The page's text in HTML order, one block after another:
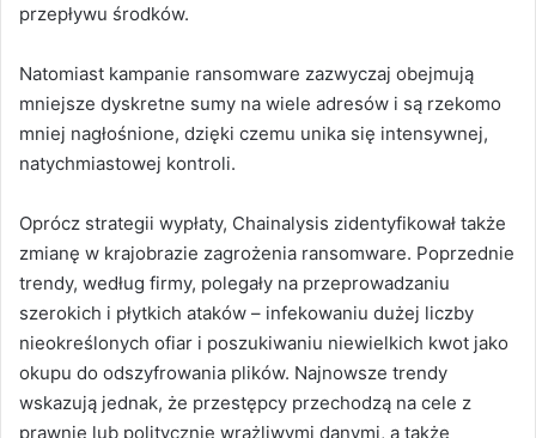
przepływu środków.
Natomiast kampanie ransomware zazwyczaj obejmują
mniejsze dyskretne sumy na wiele adresów i są rzekomo
mniej nagłośnione, dzięki czemu unika się intensywnej,
natychmiastowej kontroli.
Oprócz strategii wypłaty, Chainalysis zidentyfikował także
zmianę w krajobrazie zagrożenia ransomware. Poprzednie
trendy, według firmy, polegały na przeprowadzaniu
szerokich i płytkich ataków – infekowaniu dużej liczby
nieokreślonych ofiar i poszukiwaniu niewielkich kwot jako
okupu do odszyfrowania plików. Najnowsze trendy
wskazują jednak, że przestępcy przechodzą na cele z
prawnie lub politycznie wrażliwymi danymi, a także